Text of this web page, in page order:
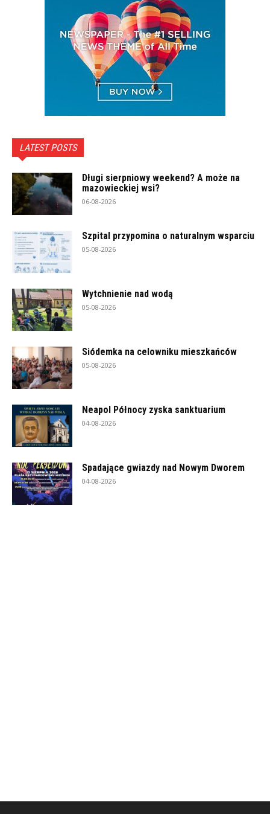
LATEST POSTS
Długi sierpniowy weekend? A może na
mazowieckiej wsi?
06-08-2026
Szpital przypomina o naturalnym wsparciu
05-08-2026
Wytchnienie nad wodą
05-08-2026
Siódemka na celowniku mieszkańców
05-08-2026
Neapol Północy zyska sanktuarium
04-08-2026
Spadające gwiazdy nad Nowym Dworem
04-08-2026